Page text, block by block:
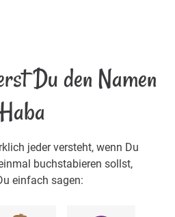
Du den Namen
jeder versteht, wenn Du
buchstabieren sollst,
einfach sagen: